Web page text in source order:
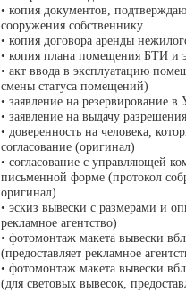
• копия документов,
сооружения собственнику
• копия договора аренды
• копия плана помещения БТИ и
• акт ввода в эксплуатацию
смены статуса помещений)
• заявление на резервирование
• заявление на выдачу
• доверенность на человека,
согласование (оригинал)
• согласование с управляющей
письменной форме (протокол
оригинал)
• эскиз вывески с размерами и
рекламное агентство)
• фотомонтаж макета вывески
(предоставляет рекламное
• фотомонтаж макета вывески
(для световых вывесок,